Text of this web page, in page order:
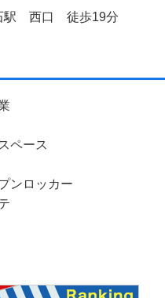
駅 西口 徒歩19分
ペース
ンロッカー